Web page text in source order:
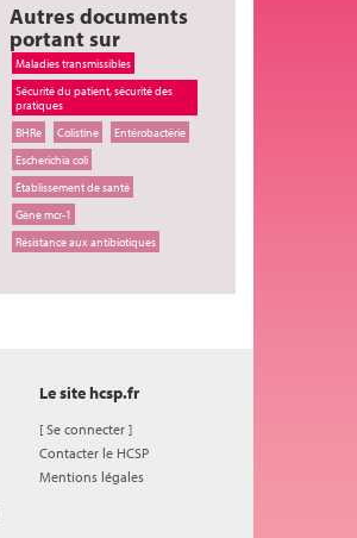
Autres documents
portant sur
Maladies transmissibles
Sécurité du patient, sécurité des
pratiques
BHRe
Colistine
Entérobactérie
Escherichia coli
Établissement de santé
Gène mcr-1
Résistance aux antibiotiques
Le site hcsp.fr
[Se connecter ]
Contacter le HCSP
Mentions légales